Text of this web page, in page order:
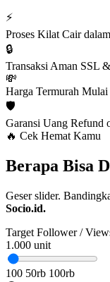
⚡
Proses Kilat Cair
🔒
Transaksi Aman SSL
💸
Harga Termurah Mulai
🛡️
Garansi Uang Refund
🔥 Cek Hemat Kamu
Berapa Bisa
Geser slider.
Socio.id.
Target Follower /
1.000 unit
100 50rb 100rb